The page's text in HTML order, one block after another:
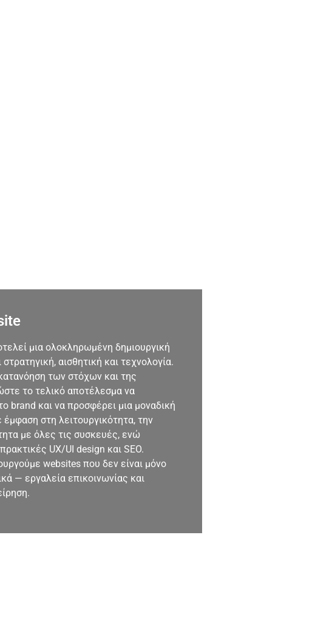
μια ολοκληρωμένη δημιουργική
αισθητική και τεχνολογία.
των στόχων και της
το τελικό αποτέλεσμα να
brand και να προσφέρει μια μοναδική
στη λειτουργικότητα, την
με όλες τις συσκευές, ενώ
UX/UI design και SEO.
websites που δεν είναι μόνο
— εργαλεία επικοινωνίας και